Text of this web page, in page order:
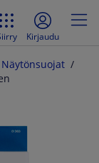
Kirjaudu
Näytönsuojat